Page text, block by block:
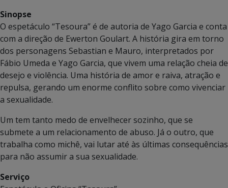
Sinopse
O espetáculo “Tesoura” é de autoria de Yago Garcia e conta
com a direção de Ewerton Goulart. A história gira em torno
dos personagens Sebastian e Mauro, interpretados por
Fábio Umeda e Yago Garcia, que vivem uma relação cheia de
desejo e violência. Uma história de amor e raiva, atração e
repulsa, gerando um enorme conflito sobre como vivenciar
a sexualidade.
Um tem tanto medo de envelhecer sozinho, que se
submete a um relacionamento de abuso. Já o outro, que
trabalha como michê, vai lutar até às últimas consequências
para não assumir a sua sexualidade.
Serviço